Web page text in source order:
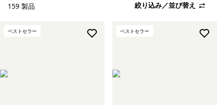
159 製品 絞り込み／並び替え
ベストセラー ベストセラー